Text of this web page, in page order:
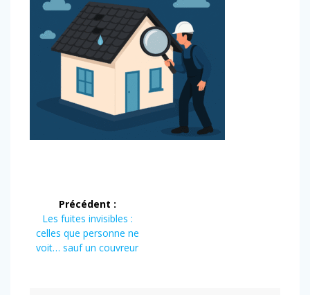
Navigation
de
l’article
Précédent :
Article
précédent :
Les fuites invisibles :
celles que personne ne
voit… sauf un couvreur